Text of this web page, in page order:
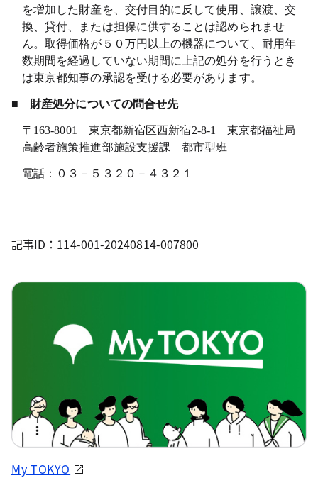
を増加した財産を、交付目的に反して使用、譲渡、交
換、貸付、または担保に供することは認められませ
ん。取得価格が５０万円以上の機器について、耐用年
数期間を経過していない期間に上記の処分を行うとき
は東京都知事の承認を受ける必要があります。
■ 財産処分についての問合せ先
〒163-8001 東京都新宿区西新宿2-8-1 東京都福祉局
高齢者施策推進部施設支援課 都市型班
電話：０３－５３２０－４３２１
記事ID：114-001-20240814-007800
My TOKYO